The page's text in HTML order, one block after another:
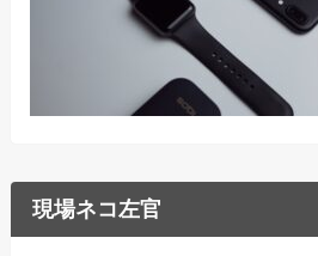
現場ネコ左官